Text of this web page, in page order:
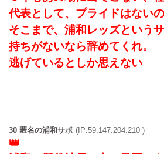
代表として、プライドはない
そこまで、浦和レッズという
持ちがないなら辞めてくれ。
逃げているとしか思えない
30 匿名の浦和サポ (IP:59.147.204.210 )